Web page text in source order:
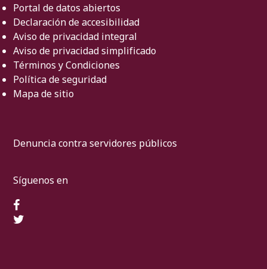
Portal de datos abiertos
Declaración de accesibilidad
Aviso de privacidad integral
Aviso de privacidad simplificado
Términos y Condiciones
Política de seguridad
Mapa de sitio
Denuncia contra servidores públicos
Síguenos en